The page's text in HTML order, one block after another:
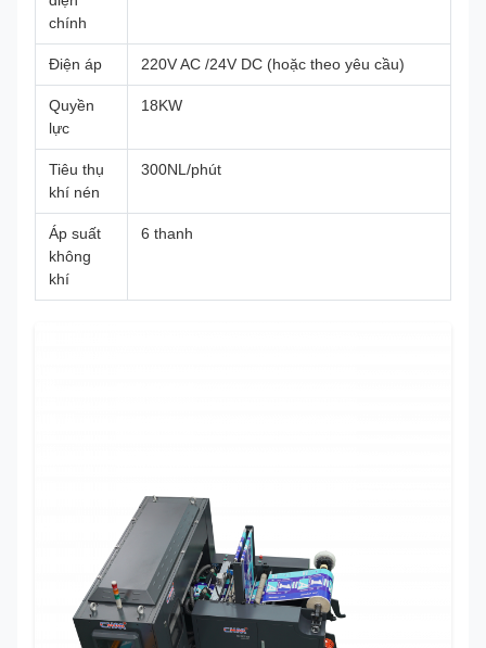
chính
Điện áp 220V AC /24V DC (hoặc theo yêu cầu)
Quyền
lực
18KW
Tiêu thụ
khí nén
300NL/phút
Áp suất
không
khí
6 thanh